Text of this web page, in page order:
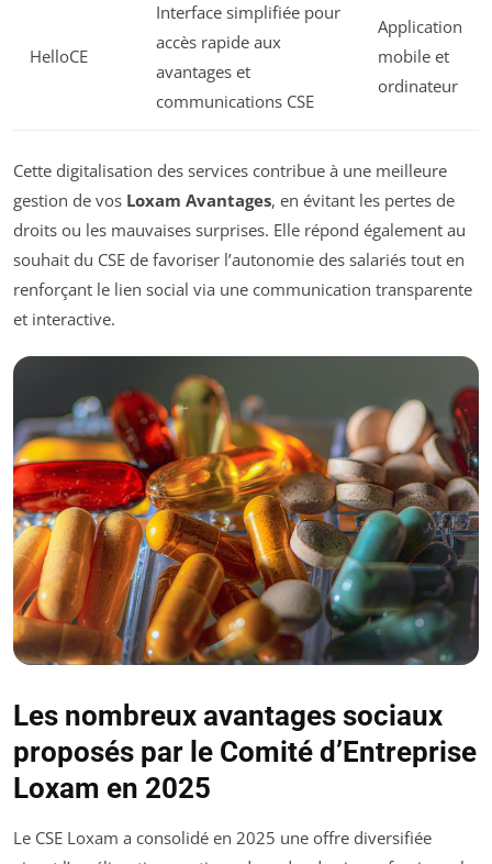
HelloCE
Interface simplifiée pour
accès rapide aux
avantages et
communications CSE
Application
mobile et
ordinateur
Cette digitalisation des services contribue à une meilleure
gestion de vos Loxam Avantages, en évitant les pertes de
droits ou les mauvaises surprises. Elle répond également au
souhait du CSE de favoriser l’autonomie des salariés tout en
renforçant le lien social via une communication transparente
et interactive.
Les nombreux avantages sociaux
proposés par le Comité d’Entreprise
Loxam en 2025
Le CSE Loxam a consolidé en 2025 une offre diversifiée